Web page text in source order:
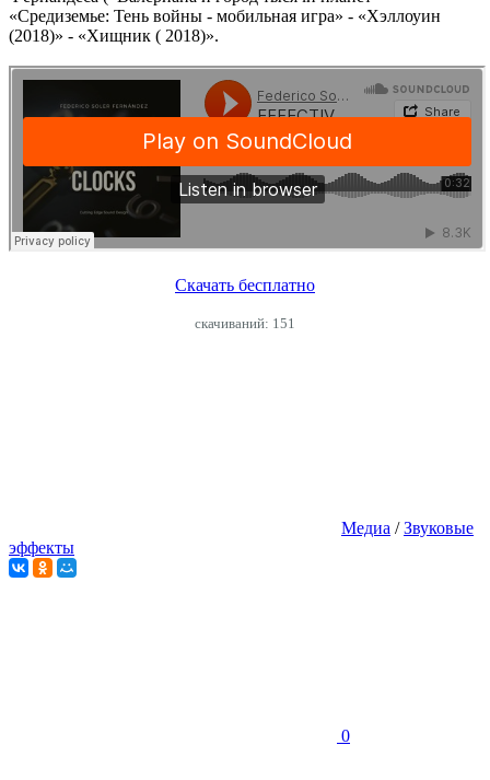
«Средиземье: Тень войны - мобильная игра» - «Хэллоуин
(2018)» - «Хищник ( 2018)».
Скачать бесплатно
cкачиваний: 151
Медиа /Звуковые
эффекты
0